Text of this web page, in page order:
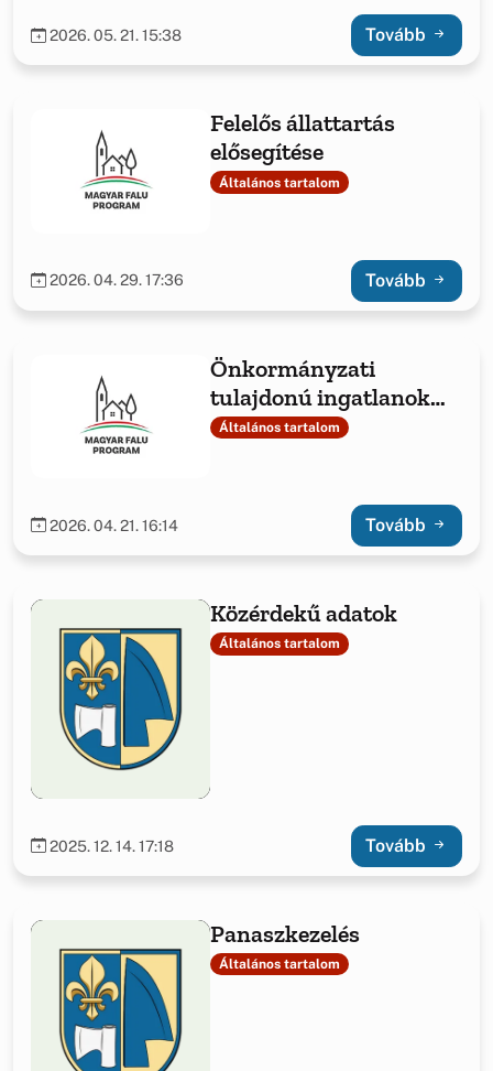
2026. 05. 21. 15:38 Tovább
Felelős állattartás
elősegítése
Általános tartalom
2026. 04. 29. 17:36 Tovább
Önkormányzati
tulajdonú ingatlanok
fejlesztése,
Általános tartalom
2026. 04. 21. 16:14 Tovább
Közérdekű adatok
Általános tartalom
2025. 12. 14. 17:18 Tovább
Panaszkezelés
Általános tartalom